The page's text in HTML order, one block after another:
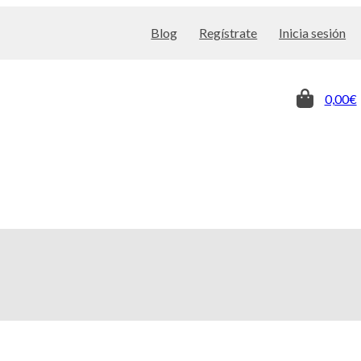
Blog Regístrate Inicia sesión
0,00€